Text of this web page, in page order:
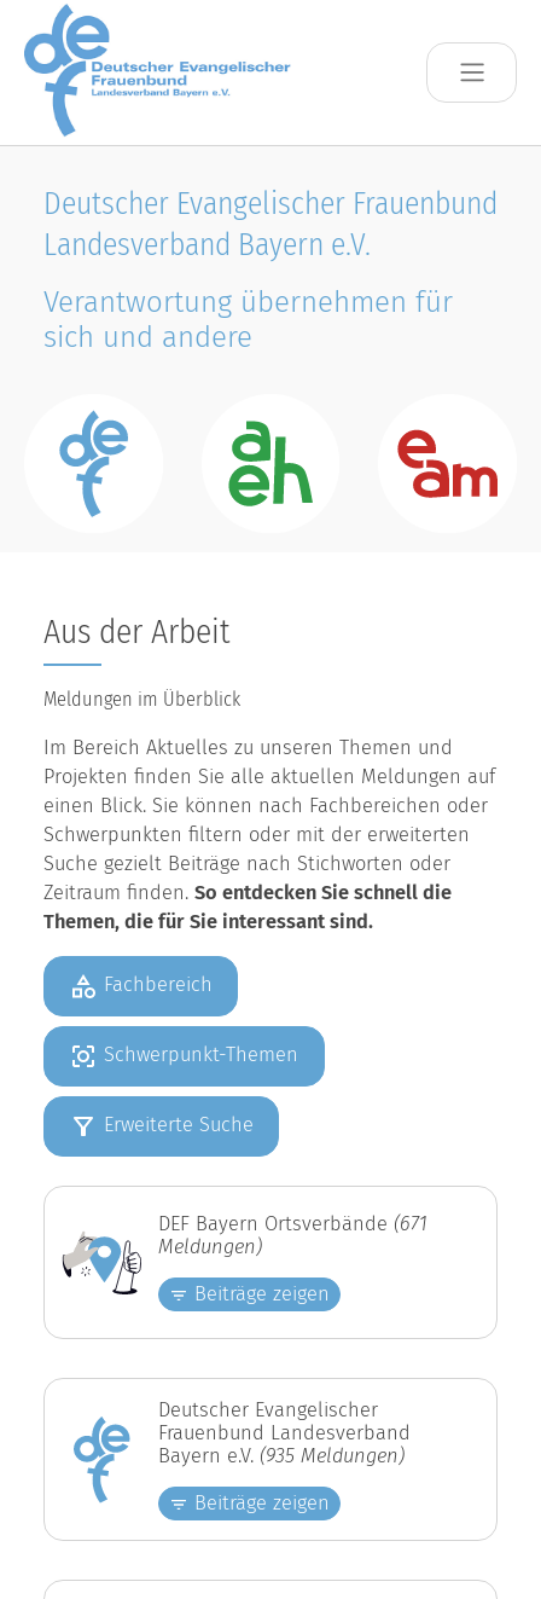
Skip to main content
Deutscher Evangelischer Frauenbund
Landesverband Bayern e.V.
Verantwortung übernehmen für
sich und andere
Aus der Arbeit
Meldungen im Überblick
Im Bereich Aktuelles zu unseren Themen und
Projekten finden Sie alle aktuellen Meldungen auf
einen Blick. Sie können nach Fachbereichen oder
Schwerpunkten filtern oder mit der erweiterten
Suche gezielt Beiträge nach Stichworten oder
Zeitraum finden. So entdecken Sie schnell die
Themen, die für Sie interessant sind.
Fachbereich
Schwerpunkt-Themen
Erweiterte Suche
DEF Bayern Ortsverbände (671
Meldungen)
Beiträge zeigen
Deutscher Evangelischer
Frauenbund Landesverband
Bayern e.V. (935 Meldungen)
Beiträge zeigen